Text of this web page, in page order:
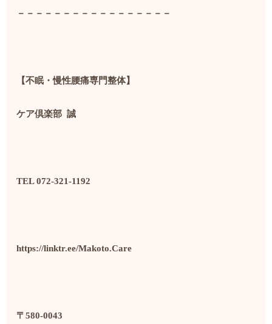
－－－－－－－－－－－－－－－－－
【不眠・慢性腰痛専門整体】
ケア倶楽部 誠
TEL 072-321-1192
https://linktr.ee/Makoto.Care
〒580-0043